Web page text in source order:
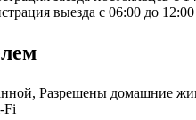
выезда с 06:00 до 12:00
Разрешены домашние
Fi